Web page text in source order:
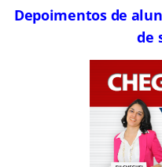
Depoimentos de
de